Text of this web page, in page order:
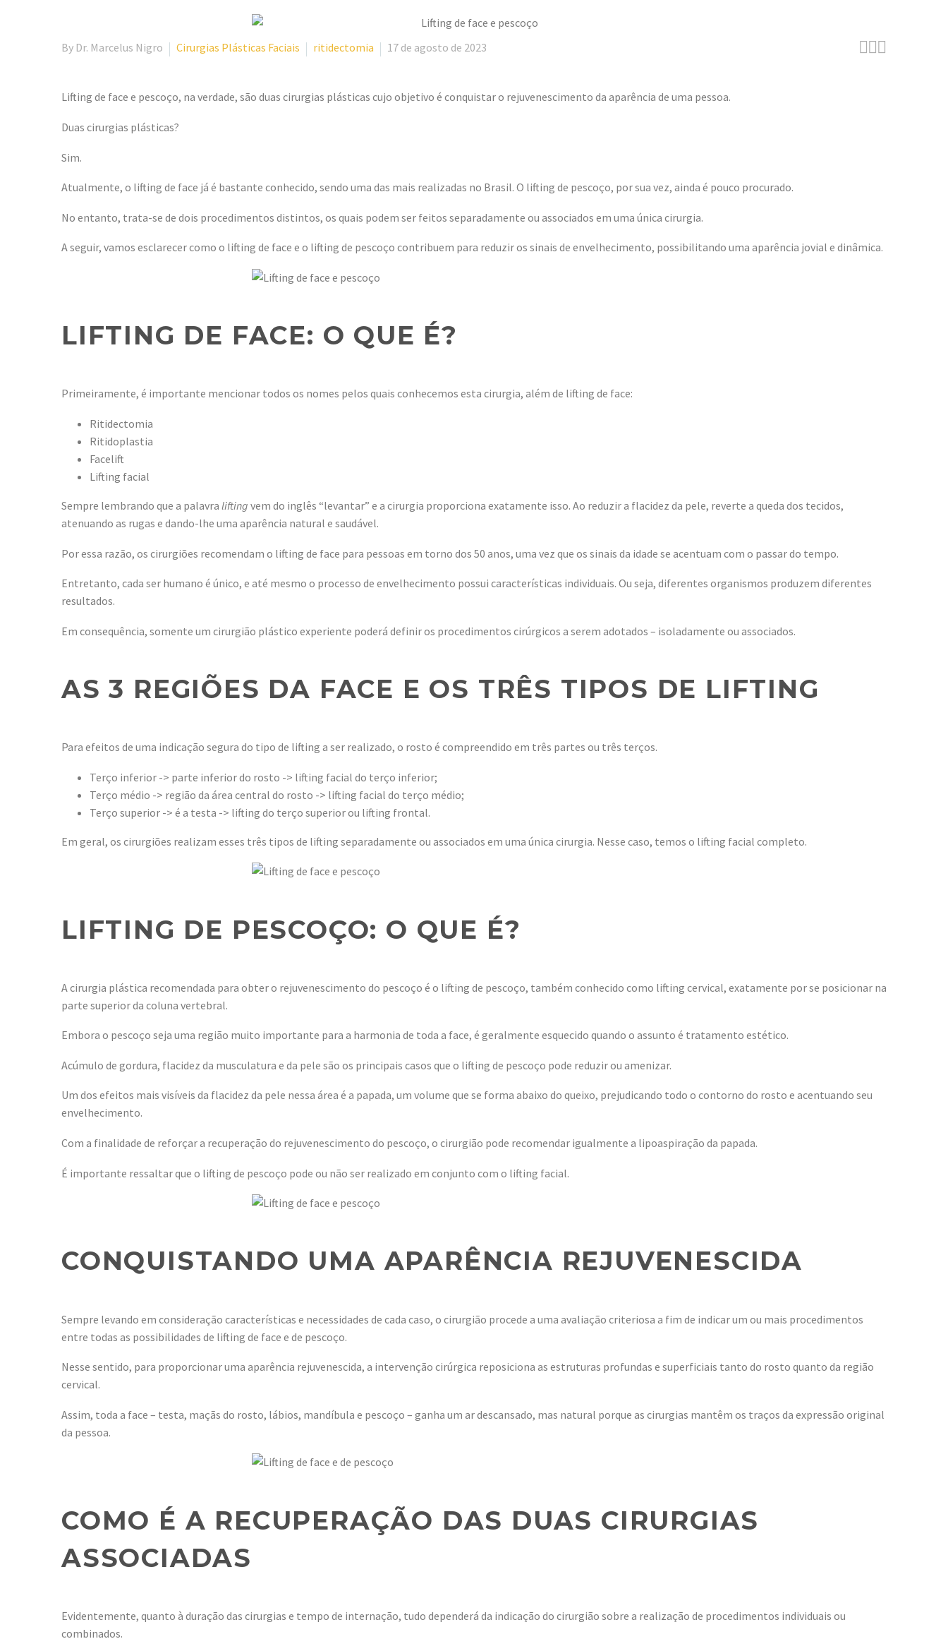

By Dr. Marcelus Nigro Cirurgias Plásticas Faciais ritidectomia 17 de agosto de 2023
Lifting de face e pescoço, na verdade, são duas cirurgias plásticas cujo objetivo é conquistar o rejuvenescimento da aparência de uma pessoa.
Duas cirurgias plásticas?
Sim.
Atualmente, o lifting de face já é bastante conhecido, sendo uma das mais realizadas no Brasil. O lifting de pescoço, por sua vez, ainda é pouco procurado.
No entanto, trata-se de dois procedimentos distintos, os quais podem ser feitos separadamente ou associados em uma única cirurgia.
A seguir, vamos esclarecer como o lifting de face e o lifting de pescoço contribuem para reduzir os sinais de envelhecimento, possibilitando uma aparência jovial e dinâmica.
LIFTING DE FACE: O QUE É?
Primeiramente, é importante mencionar todos os nomes pelos quais conhecemos esta cirurgia, além de lifting de face:
Ritidectomia
Ritidoplastia
Facelift
Lifting facial
Sempre lembrando que a palavra lifting vem do inglês “levantar” e a cirurgia proporciona exatamente isso. Ao reduzir a flacidez da pele, reverte a queda dos tecidos,
atenuando as rugas e dando-lhe uma aparência natural e saudável.
Por essa razão, os cirurgiões recomendam o lifting de face para pessoas em torno dos 50 anos, uma vez que os sinais da idade se acentuam com o passar do tempo.
Entretanto, cada ser humano é único, e até mesmo o processo de envelhecimento possui características individuais. Ou seja, diferentes organismos produzem diferentes
resultados.
Em consequência, somente um cirurgião plástico experiente poderá definir os procedimentos cirúrgicos a serem adotados – isoladamente ou associados.
AS 3 REGIÕES DA FACE E OS TRÊS TIPOS DE LIFTING
Para efeitos de uma indicação segura do tipo de lifting a ser realizado, o rosto é compreendido em três partes ou três terços.
Terço inferior -> parte inferior do rosto -> lifting facial do terço inferior;
Terço médio -> região da área central do rosto -> lifting facial do terço médio;
Terço superior -> é a testa -> lifting do terço superior ou lifting frontal.
Em geral, os cirurgiões realizam esses três tipos de lifting separadamente ou associados em uma única cirurgia. Nesse caso, temos o lifting facial completo.
LIFTING DE PESCOÇO: O QUE É?
A cirurgia plástica recomendada para obter o rejuvenescimento do pescoço é o lifting de pescoço, também conhecido como lifting cervical, exatamente por se posicionar na
parte superior da coluna vertebral.
Embora o pescoço seja uma região muito importante para a harmonia de toda a face, é geralmente esquecido quando o assunto é tratamento estético.
Acúmulo de gordura, flacidez da musculatura e da pele são os principais casos que o lifting de pescoço pode reduzir ou amenizar.
Um dos efeitos mais visíveis da flacidez da pele nessa área é a papada, um volume que se forma abaixo do queixo, prejudicando todo o contorno do rosto e acentuando seu
envelhecimento.
Com a finalidade de reforçar a recuperação do rejuvenescimento do pescoço, o cirurgião pode recomendar igualmente a lipoaspiração da papada.
É importante ressaltar que o lifting de pescoço pode ou não ser realizado em conjunto com o lifting facial.
CONQUISTANDO UMA APARÊNCIA REJUVENESCIDA
Sempre levando em consideração características e necessidades de cada caso, o cirurgião procede a uma avaliação criteriosa a fim de indicar um ou mais procedimentos
entre todas as possibilidades de lifting de face e de pescoço.
Nesse sentido, para proporcionar uma aparência rejuvenescida, a intervenção cirúrgica reposiciona as estruturas profundas e superficiais tanto do rosto quanto da região
cervical.
Assim, toda a face – testa, maçãs do rosto, lábios, mandíbula e pescoço – ganha um ar descansado, mas natural porque as cirurgias mantêm os traços da expressão original
da pessoa.
COMO É A RECUPERAÇÃO DAS DUAS CIRURGIAS
ASSOCIADAS
Evidentemente, quanto à duração das cirurgias e tempo de internação, tudo dependerá da indicação do cirurgião sobre a realização de procedimentos individuais ou
combinados.